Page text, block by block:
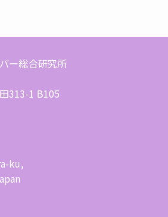
ー総合研究所
313-1 B105
ku,